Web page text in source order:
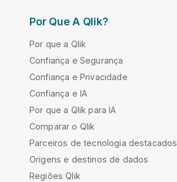
Por Que A Qlik?
Por que a Qlik
Confiança e Segurança
Confiança e Privacidade
Confiança e IA
Por que a Qlik para IA
Comparar o Qlik
Parceiros de tecnologia destacados
Origens e destinos de dados
Regiões Qlik